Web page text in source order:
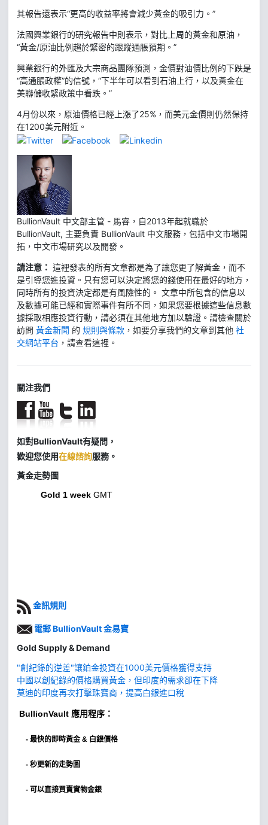
其報告還表示“更高的收益率將會減少黃金的吸引力。”
法國興業銀行的研究報告中則表示，對比上周的黃金和原油，
“黃金/原油比例趨於緊密的跟蹤通脹預期。”
興業銀行的外匯及大宗商品團隊預測，金價對油價比例的下跌是
“高通脹政權”的信號，“下半年可以看到石油上行，以及黃金在
美聯儲收緊政策中看跌。”
4月份以來，原油價格已經上漲了25%，而美元金價則仍然保持
在1200美元附近。
BullionVault 中文部主管 - 馬睿，自2013年起就職於
BullionVault, 主要負責 BullionVault 中文服務，包括中文市場開
拓，中文市場研究以及開發。
請注意： 這裡發表的所有文章都是為了讓您更了解黃金，而不
是引導您進投資。只有您可以決定將您的錢使用在最好的地方，
同時所有的投資決定都是有風險性的。 文章中所包含的信息以
及數據可能已經和實際事件有所不同，如果您要根據這些信息數
據採取相應投資行動，請必須在其他地方加以驗證。請檢查關於
訪問 黃金新聞 的 規則與條款 ，如要分享我們的文章到其他 社
交網站平台 ，請查看這裡。
關注我們
如對BullionVault有疑問，
歡迎您使用在線諮詢服務。
黃金走勢圖
Gold 1 week GMT
金訊規則
電郵 BullionVault 金易寶
Gold Supply & Demand
"創紀錄的逆差"讓鉑金投資在1000美元價格獲得支持
中國以創紀錄的價格購買黃金，但印度的需求卻在下降
莫迪的印度再次打擊珠寶商，提高白銀進口稅
BullionVault 應用程序：
- 最快的即時黃金 & 白銀價格
- 秒更新的走勢圖
- 可以直接買賣實物金銀